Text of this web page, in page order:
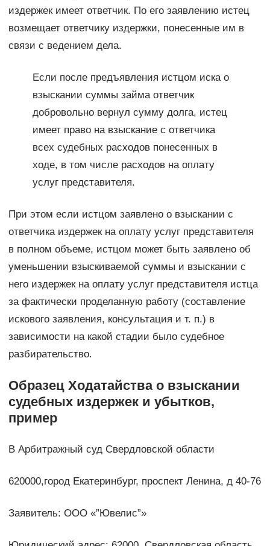
издержек имеет ответчик. По его заявлению истец
возмещает ответчику издержки, понесенные им в
связи с ведением дела.
Если после предъявления истцом иска о
взыскании суммы займа ответчик
добровольно вернул сумму долга, истец
имеет право на взыскание с ответчика
всех судебных расходов понесенных в
ходе, в том числе расходов на оплату
услуг представителя.
При этом если истцом заявлено о взыскании с
ответчика издержек на оплату услуг представителя
в полном объеме, истцом может быть заявлено об
уменьшении взыскиваемой суммы и взыскании с
него издержек на оплату услуг представителя истца
за фактически проделанную работу (составление
искового заявления, консультация и т. п.) в
зависимости на какой стадии было судебное
разбирательство.
Образец Ходатайства о взыскании
судебных издержек и убытков,
пример
В Арбитражный суд Свердловской области
620000,город Екатеринбург, проспект Ленина, д 40-76
Заявитель: ООО «”Ювелис”»